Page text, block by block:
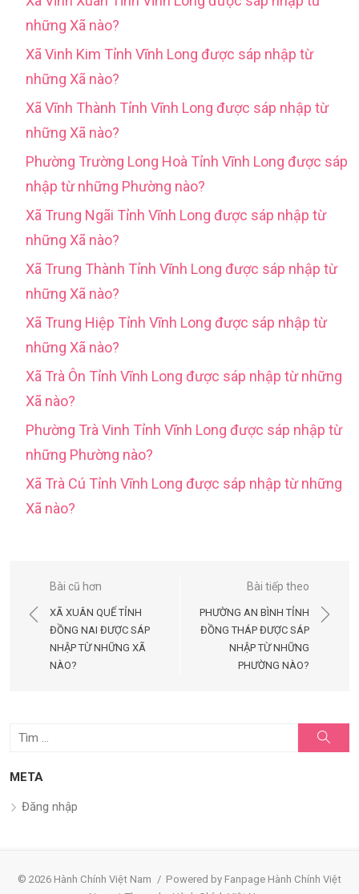
những Xã nào?
Xã Vinh Kim Tỉnh Vĩnh Long được sáp nhập từ
những Xã nào?
Xã Vĩnh Thành Tỉnh Vĩnh Long được sáp nhập từ
những Xã nào?
Phường Trường Long Hoà Tỉnh Vĩnh Long được sáp
nhập từ những Phường nào?
Xã Trung Ngãi Tỉnh Vĩnh Long được sáp nhập từ
những Xã nào?
Xã Trung Thành Tỉnh Vĩnh Long được sáp nhập từ
những Xã nào?
Xã Trung Hiệp Tỉnh Vĩnh Long được sáp nhập từ
những Xã nào?
Xã Trà Ôn Tỉnh Vĩnh Long được sáp nhập từ những
Xã nào?
Phường Trà Vinh Tỉnh Vĩnh Long được sáp nhập từ
những Phường nào?
Xã Trà Cú Tỉnh Vĩnh Long được sáp nhập từ những
Xã nào?
Điều
hướng
viết
Bài cũ hơn
XÃ XUÂN QUẾ TỈNH
ĐỒNG NAI ĐƯỢC SÁP
NHẬP TỪ NHỮNG XÃ
NÀO?
Bài tiếp theo
PHƯỜNG AN BÌNH TỈNH
ĐỒNG THÁP ĐƯỢC SÁP
NHẬP TỪ NHỮNG
PHƯỜNG NÀO?
Tìm
quả
kiếm
META
Đăng nhập
© 2026 Hành Chính Việt Nam / Powered by Fanpage Hành Chính Việt